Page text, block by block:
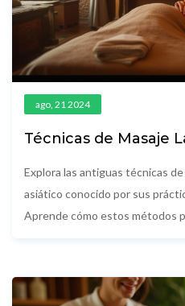
ago, 21 2024
Técnicas de Masaje
Explora las antiguas técnicas de
asiático conocido por sus
Aprende cómo estos métodos
en tu rutina diaria de